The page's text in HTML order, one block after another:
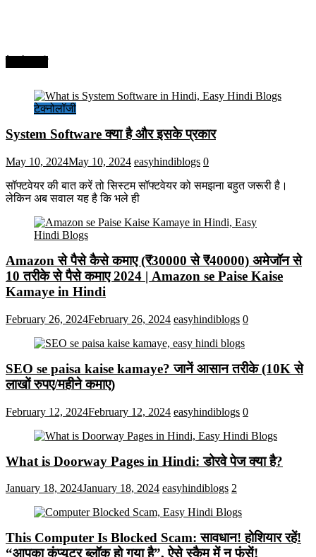
टेक्नोलॉजी
System Software क्या है और इसके प्रकार
May 10, 2024May 10, 2024 easyhindiblogs 0
सॉफ्टवेयर की बात करें तो सिस्टम सॉफ्टवेयर को समझना बहुत जरूरी है।
लेकिन अब सवाल यह है कि भले ही
Amazon से पैसे कैसे कमाए (₹30000 से ₹40000) अमेजॉन से
10 तरीके से पैसे कमाए 2024 | Amazon se Paise Kaise
Kamaye in Hindi
February 26, 2024February 26, 2024 easyhindiblogs 0
SEO se paisa kaise kamaye? जानें आसान तरीके (10K से
लाखों रुपए/महीने कमाए)
February 12, 2024February 12, 2024 easyhindiblogs 0
What is Doorway Pages in Hindi: डोरवे पेज क्या है?
January 18, 2024January 18, 2024 easyhindiblogs 2
This Computer Is Blocked Scam: सावधान! होशियार रहें!
“आपका कंप्यूटर ब्लॉक हो गया है”, ऐसे स्कैम में न फंसें!